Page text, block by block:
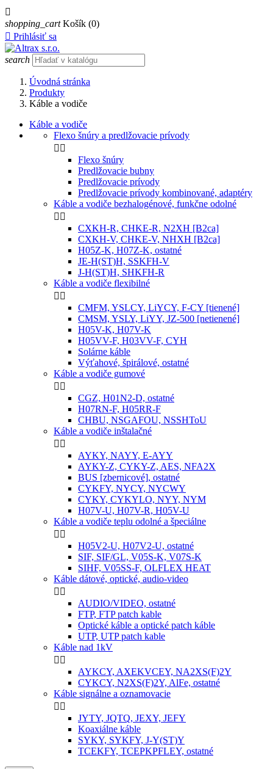

shopping_cart Košík (0)
 Prihlásiť sa
search
Úvodná stránka
Produkty
Káble a vodiče
Káble a vodiče
Flexo šnúry a predlžovacie prívody
 
Flexo šnúry
Predlžovacie bubny
Predlžovacie prívody
Predlžovacie prívody kombinované, adaptéry
Káble a vodiče bezhalogénové, funkčne odolné
 
CXKH-R, CHKE-R, N2XH [B2ca]
CXKH-V, CHKE-V, NHXH [B2ca]
H05Z-K, H07Z-K, ostatné
JE-H(ST)H, SSKFH-V
J-H(ST)H, SHKFH-R
Káble a vodiče flexibilné
 
CMFM, YSLCY, LiYCY, F-CY [tienené]
CMSM, YSLY, LiYY, JZ-500 [netienené]
H05V-K, H07V-K
H05VV-F, H03VV-F, CYH
Solárne káble
Výťahové, špirálové, ostatné
Káble a vodiče gumové
 
CGZ, H01N2-D, ostatné
H07RN-F, H05RR-F
CHBU, NSGAFOU, NSSHToU
Káble a vodiče inštalačné
 
AYKY, NAYY, E-AYY
AYKY-Z, CYKY-Z, AES, NFA2X
BUS [zbernicové], ostatné
CYKFY, NYCY, NYCWY
CYKY, CYKYLO, NYY, NYM
H07V-U, H07V-R, H05V-U
Káble a vodiče teplu odolné a špeciálne
 
H05V2-U, H07V2-U, ostatné
SIF, SIF/GL, V05S-K, V07S-K
SIHF, V05SS-F, OLFLEX HEAT
Káble dátové, optické, audio-video
 
AUDIO/VIDEO, ostatné
FTP, FTP patch kable
Optické káble a optické patch káble
UTP, UTP patch kable
Káble nad 1kV
 
AYKCY, AXEKVCEY, NA2XS(F)2Y
CYKCY, N2XS(F)2Y, AlFe, ostatné
Káble signálne a oznamovacie
 
JYTY, JQTQ, JEXY, JEFY
Koaxiálne káble
SYKY, SYKFY, J-Y(ST)Y
TCEKFY, TCEPKPFLEY, ostatné